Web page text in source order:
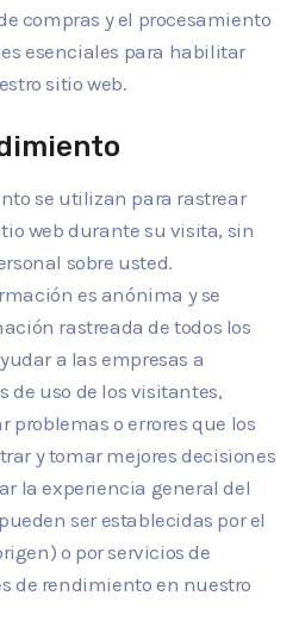
compras y el procesamiento
esenciales para habilitar
sitio web.
se utilizan para rastrear
web durante su visita, sin
sobre usted.
es anónima y se
rastreada de todos los
a las empresas a
de uso de los visitantes,
o errores que los
y tomar mejores decisiones
la experiencia general del
ser establecidas por el
o por servicios de
de rendimiento en nuestro